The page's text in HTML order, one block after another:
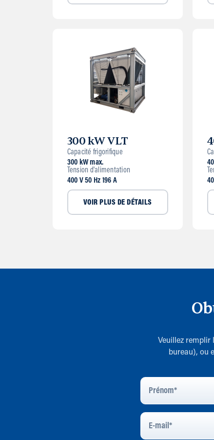
300 kW VLT
Capacité frigorifique
300 kW max.
Tension d'alimentation
400 V 50 Hz 196 A
VOIR PLUS DE DÉTAILS
Veuillez remplir
bureau), ou
Prénom
E-
Mail*